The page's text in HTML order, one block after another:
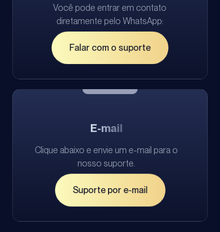
Você pode entrar em contato
diretamente pelo WhatsApp:
Falar com o suporte
E-mail
Clique abaixo e envie um e-mail para o
nosso suporte.
Suporte por e-mail